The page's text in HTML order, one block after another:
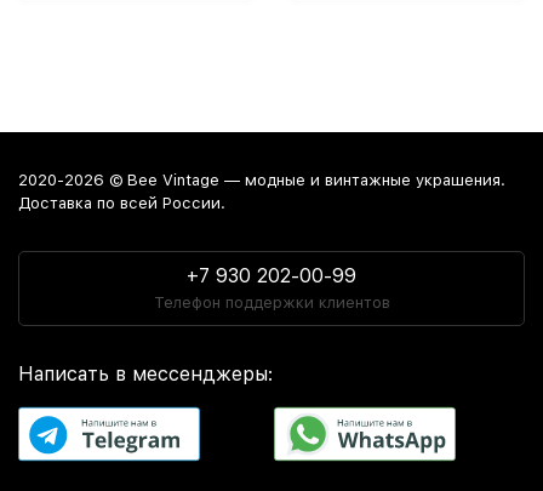
2020-2026 © Bee Vintage — модные и винтажные украшения.
Доставка по всей России.
+7 930 202-00-99
Телефон поддержки клиентов
Написать в мессенджеры: